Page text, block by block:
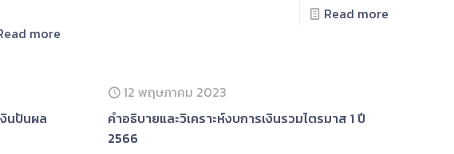
more
Read more
นปันผล
12 พฤษภาคม 2023
คําอธิบายและวิเคราะห์งบการเงินรวมไตรมาส 1 ปี
2566